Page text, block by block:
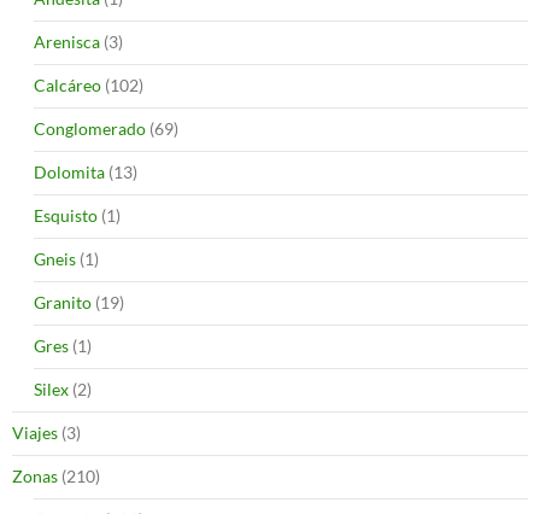
Arenisca (3)
Calcáreo (102)
Conglomerado (69)
Dolomita (13)
Esquisto (1)
Gneis (1)
Granito (19)
Gres (1)
Silex (2)
Viajes (3)
Zonas (210)